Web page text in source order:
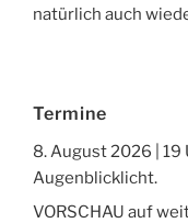
natürlich auch
Termine
8. August 2026 | 19
Augenblicklicht.
VORSCHAU auf